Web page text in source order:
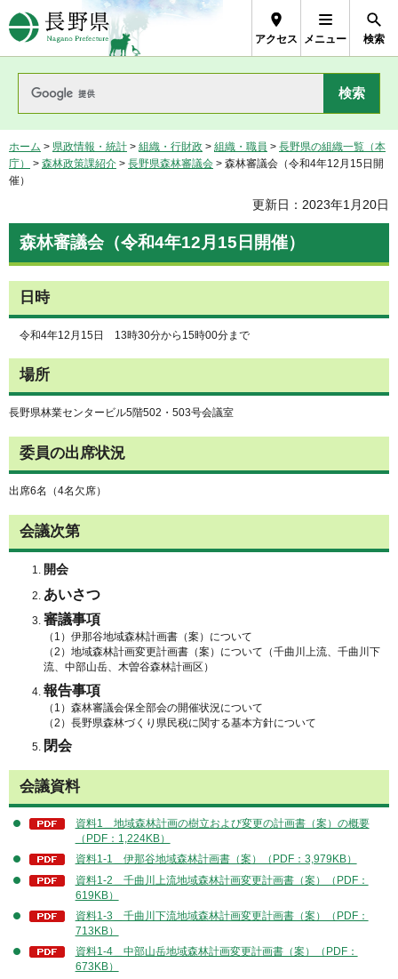
長野県Nagano Prefecture
アクセス メニュー 検索
ホーム > 県政情報・統計 > 組織・行財政 > 組織・職員 > 長野県の組織一覧（本
庁）
> 森林政策課紹介 > 長野県森林審議会 > 森林審議会（令和4年12月15日開
催）
更新日：2023年1月20日
森林審議会（令和4年12月15日開催）
日時
令和4年12月15日 13時30分から15時00分まで
場所
長野県林業センタービル5階502・503号会議室
委員の出席状況
出席6名（4名欠席）
会議次第
開会
あいさつ
審議事項
（1）伊那谷地域森林計画書（案）について
（2）地域森林計画変更計画書（案）について（千曲川上流、千曲川下
流、中部山岳、木曽谷森林計画区）
報告事項
（1）森林審議会保全部会の開催状況について
（2）長野県森林づくり県民税に関する基本方針について
閉会
会議資料
資料1＿地域森林計画の樹立および変更の計画書（案）の概要
（PDF：1,224KB）
資料1-1＿伊那谷地域森林計画書（案）（PDF：3,979KB）
資料1-2＿千曲川上流地域森林計画変更計画書（案）（PDF：
619KB）
資料1-3＿千曲川下流地域森林計画変更計画書（案）（PDF：
713KB）
資料1-4＿中部山岳地域森林計画変更計画書（案）（PDF：
673KB）